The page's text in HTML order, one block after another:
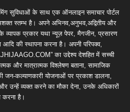
सुविधाओं के साथ एक ऑनलाइन समाचार पोर्टल
स्तम्भ है। अपने अभिनव,अनुभव,अद्वितीय और
के व्यापक प्रकार यथा न्यूज़ पेपर, मैगजीन, प्रसारण
की स्थापना करना है। अपनी परिपक्व,
का उद्देश्य देशहित में सच्ची
और मात्रात्मक विश्लेषण बताना, सामाजिक
कल्याणकारी योजनाओं पर प्रकाश डालना,
उन्हें व्यक्त करने का मौका देना, उनके अधिकारों
करना है।